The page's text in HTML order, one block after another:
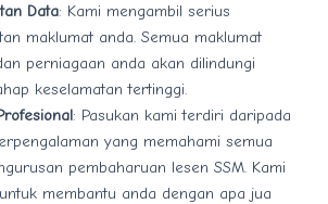
Data: Kami mengambil serius
maklumat anda. Semua maklumat
perniagaan anda akan dilindungi
keselamatan tertinggi.
: Pasukan kami terdiri daripada
yang memahami semua
pembaharuan lesen SSM. Kami
membantu anda dengan apa jua